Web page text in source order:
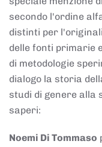
secondo l'ordine
distinti per
delle fonti primarie
di metodologie
dialogo la storia
studi di genere alla
saperi:
Noemi Di Tommaso